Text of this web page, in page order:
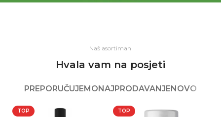
Naš asortiman
Hvala vam na posjeti
PREPORUČUJEMONAJPRODAVANJENOVO
TOP TOP